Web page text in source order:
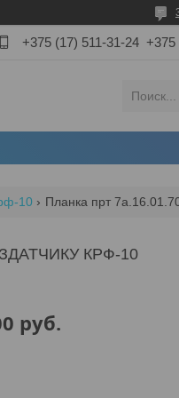
+375 (17) 511-31-24 +375
10 Планка прт
КРФ-10
руб.